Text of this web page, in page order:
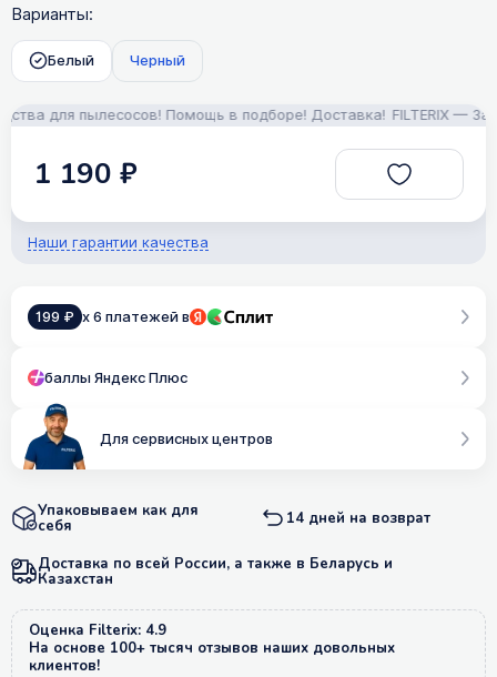
Варианты:
Белый Черный
для пылесосов! Помощь в подборе! Доставка! FILTERIX —
1 190 ₽
Наши гарантии качества
199 ₽ x 6 платежей в
баллы Яндекс Плюс
Для сервисных центров
Упаковываем как для
себя 14 дней на возврат
Доставка по всей России, а также в Беларусь и
Казахстан
Оценка Filterix: 4.9
На основе 100+ тысяч отзывов наших довольных
клиентов!